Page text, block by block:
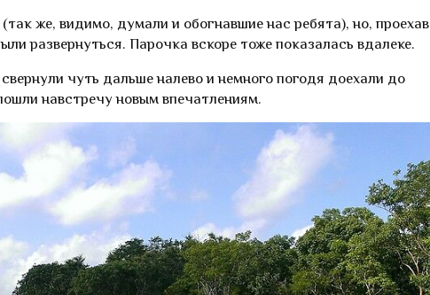
же, видимо, думали и обогнавшие нас ребята), но, проехав
развернуться. Парочка вскоре тоже показалась вдалеке.
чуть дальше налево и немного погодя доехали до
навстречу новым впечатлениям.